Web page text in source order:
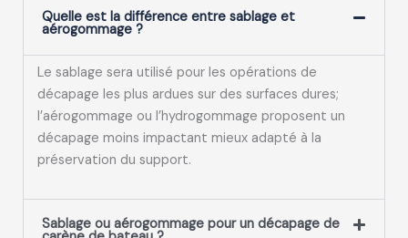
Quelle est la différence entre sablage et
aérogommage ?
Le sablage sera utilisé pour les opérations de
décapage les plus ardues sur des surfaces dures;
l’aérogommage ou l’hydrogommage proposent un
décapage moins impactant mieux adapté à la
préservation du support.
Sablage ou aérogommage pour un décapage de